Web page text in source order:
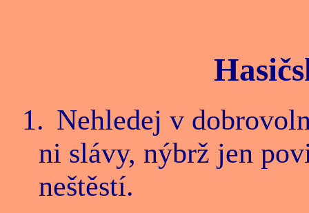
1. Nehledej v
ni slávy, nýbrž jen
neštěstí.